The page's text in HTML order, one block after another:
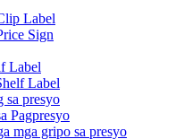
Label
Sign
Label
Label
sa presyo
Pagpresyo
mga gripo sa presyo